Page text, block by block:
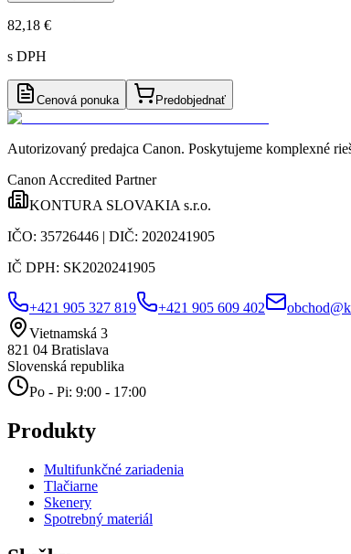
82,18 €
s DPH
Cenová ponuka Predobjednať
Autorizovaný predajca Canon. Poskytujeme komplexné
Canon Accredited Partner
KONTURA SLOVAKIA s.r.o.
IČO: 35726446 | DIČ: 2020241905
IČ DPH: SK2020241905
+421 905 327 819 +421 905 609 402
Vietnamská 3
821 04 Bratislava
Slovenská republika
Po - Pi: 9:00 - 17:00
Produkty
Multifunkčné zariadenia
Tlačiarne
Skenery
Spotrebný materiál